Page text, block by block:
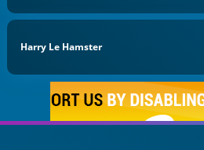
Harry Le Hamster